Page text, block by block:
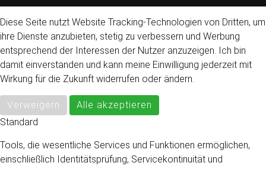
Diese Seite nutzt Website Tracking-Technologien von Dritten, um
ihre Dienste anzubieten, stetig zu verbessern und Werbung
entsprechend der Interessen der Nutzer anzuzeigen. Ich bin
damit einverstanden und kann meine Einwilligung jederzeit mit
Wirkung für die Zukunft widerrufen oder ändern.
Verweigern
Alle akzeptieren
Standard
Tools, die wesentliche Services und Funktionen ermöglichen,
einschließlich Identitätsprüfung, Servicekontinuität und